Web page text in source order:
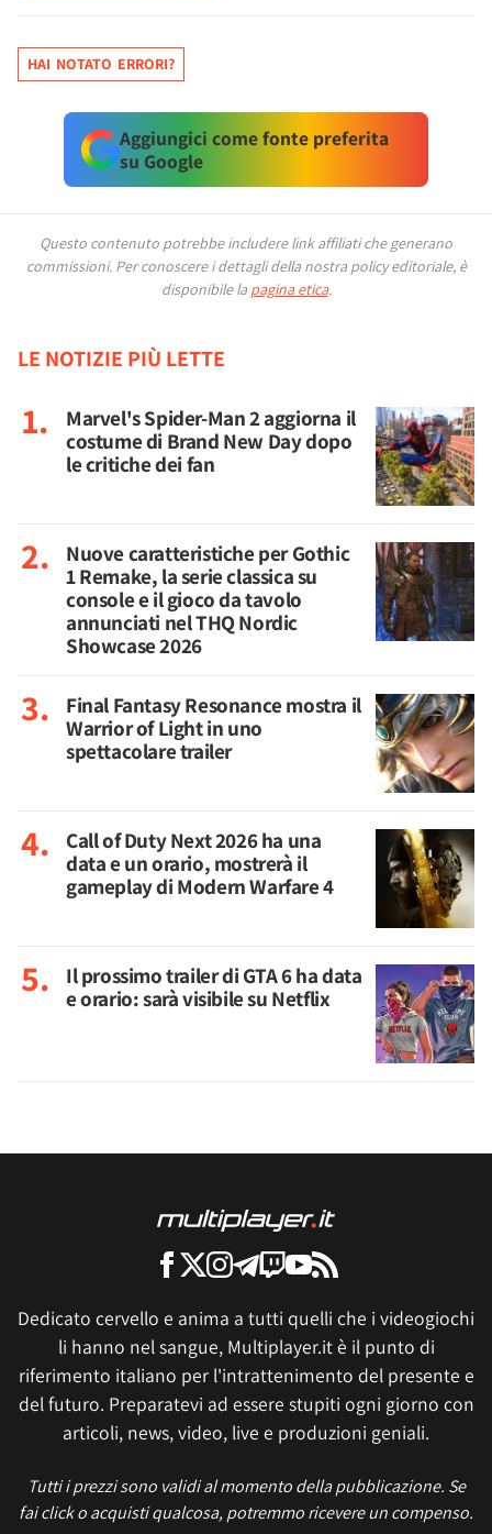
HAI NOTATO ERRORI?
Aggiungici come fonte preferita
su Google
Questo contenuto potrebbe includere link affiliati che generano
commissioni. Per conoscere i dettagli della nostra policy editoriale, è
disponibile la pagina etica.
LE NOTIZIE PIÙ LETTE
Marvel's Spider-Man 2 aggiorna il
costume di Brand New Day dopo
le critiche dei fan
Nuove caratteristiche per Gothic
1 Remake, la serie classica su
console e il gioco da tavolo
annunciati nel THQ Nordic
Showcase 2026
Final Fantasy Resonance mostra il
Warrior of Light in uno
spettacolare trailer
Call of Duty Next 2026 ha una
data e un orario, mostrerà il
gameplay di Modern Warfare 4
Il prossimo trailer di GTA 6 ha data
e orario: sarà visibile su Netflix
Dedicato cervello e anima a tutti quelli che i videogiochi
li hanno nel sangue, Multiplayer.it è il punto di
riferimento italiano per l'intrattenimento del presente e
del futuro. Preparatevi ad essere stupiti ogni giorno con
articoli, news, video, live e produzioni geniali.
Tutti i prezzi sono validi al momento della pubblicazione. Se
fai click o acquisti qualcosa, potremmo ricevere un compenso.